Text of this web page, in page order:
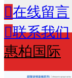
在线留言
联系我们
惠柏国际